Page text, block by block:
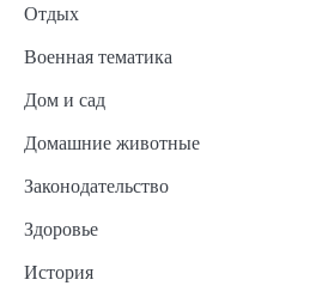
Отдых
Военная тематика
Дом и сад
Домашние животные
Законодательство
Здоровье
История